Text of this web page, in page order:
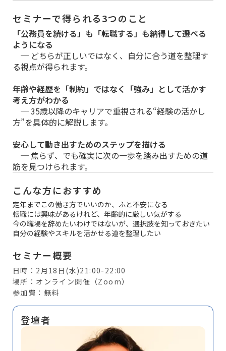
セミナーで得られる3つのこと
「公務員を続ける」も「転職する」も納得して選べる
ようになる
─ どちらが正しいではなく、自分に合う道を整理す
る視点が得られます。
年齢や経歴を「制約」ではなく「強み」として活かす
考え方がわかる
─ 35歳以降のキャリアで重視される“経験の活かし
方”を具体的に解説します。
安心して動き出すためのステップを描ける
─ 焦らず、でも確実に次の一歩を踏み出すための道
筋を見つけられます。
こんな方におすすめ
定年までこの働き方でいいのか、ふと不安になる
転職には興味があるけれど、年齢的に厳しい気がする
今の職場を辞めたいわけではないが、選択肢を知っておきたい
自分の経験やスキルを活かせる道を整理したい
セミナー概要
日時：2月18日(水)21:00-22:00
場所：オンライン開催（Zoom）
参加費：無料
登壇者